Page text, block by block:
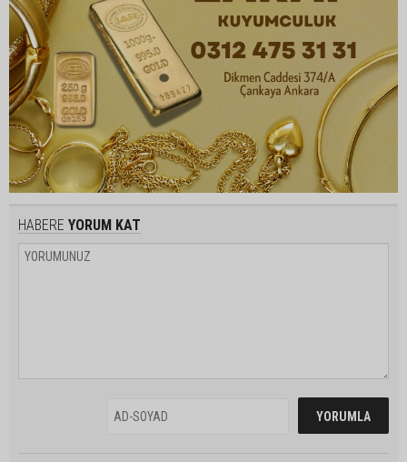
HABERE YORUM KAT